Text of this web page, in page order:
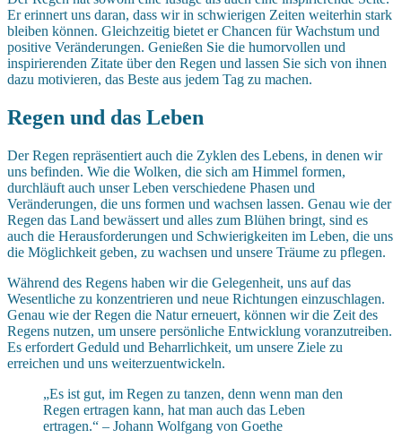
Er erinnert uns daran, dass wir in schwierigen Zeiten weiterhin stark
bleiben können. Gleichzeitig bietet er Chancen für Wachstum und
positive Veränderungen. Genießen Sie die humorvollen und
inspirierenden Zitate über den Regen und lassen Sie sich von ihnen
dazu motivieren, das Beste aus jedem Tag zu machen.
Regen und das Leben
Der Regen repräsentiert auch die Zyklen des Lebens, in denen wir
uns befinden. Wie die Wolken, die sich am Himmel formen,
durchläuft auch unser Leben verschiedene Phasen und
Veränderungen, die uns formen und wachsen lassen. Genau wie der
Regen das Land bewässert und alles zum Blühen bringt, sind es
auch die Herausforderungen und Schwierigkeiten im Leben, die uns
die Möglichkeit geben, zu wachsen und unsere Träume zu pflegen.
Während des Regens haben wir die Gelegenheit, uns auf das
Wesentliche zu konzentrieren und neue Richtungen einzuschlagen.
Genau wie der Regen die Natur erneuert, können wir die Zeit des
Regens nutzen, um unsere persönliche Entwicklung voranzutreiben.
Es erfordert Geduld und Beharrlichkeit, um unsere Ziele zu
erreichen und uns weiterzuentwickeln.
„Es ist gut, im Regen zu tanzen, denn wenn man den
Regen ertragen kann, hat man auch das Leben
ertragen.“ – Johann Wolfgang von Goethe